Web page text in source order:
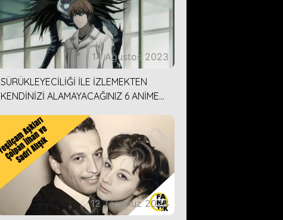
14 Ağustos 2023
SÜRÜKLEYECİLİĞİ İLE İZLEMEKTEN
KENDİNİZİ ALAMAYACAĞINIZ 6 ANİME
12 Temmuz 2023